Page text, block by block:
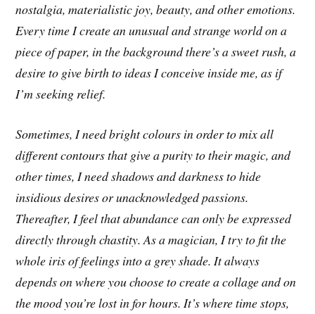
nostalgia, materialistic joy, beauty, and other emotions.
Every time I create an unusual and strange world on a
piece of paper, in the background there’s a sweet rush, a
desire to give birth to ideas I conceive inside me, as if
I’m seeking relief.
Sometimes, I need bright colours in order to mix all
different contours that give a purity to their magic, and
other times, I need shadows and darkness to hide
insidious desires or unacknowledged passions.
Thereafter, I feel that abundance can only be expressed
directly through chastity. As a magician, I try to fit the
whole iris of feelings into a grey shade. It always
depends on where you choose to create a collage and on
the mood you’re lost in for hours. It’s where time stops,